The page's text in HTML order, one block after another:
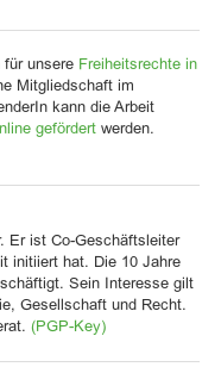
für unsere Freiheitsrechte in
Mitgliedschaft im
kann die Arbeit
gefördert werden.
Er ist Co-Geschäftsleiter
initiiert hat. Die 10 Jahre
Sein Interesse gilt
Gesellschaft und Recht.
(PGP-Key)